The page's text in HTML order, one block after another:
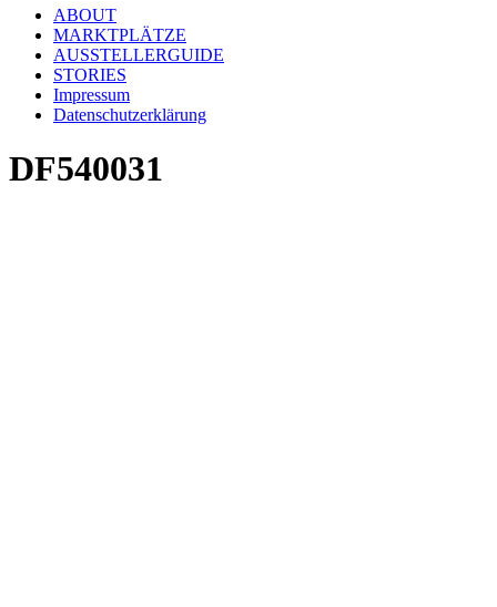
ABOUT
MARKTPLÄTZE
AUSSTELLERGUIDE
STORIES
Impressum
Datenschutzerklärung
DF540031